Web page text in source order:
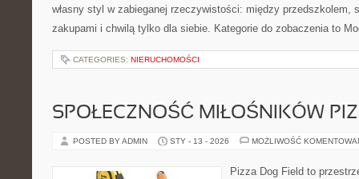
własny styl w zabieganej rzeczywistości: między przedszkolem,
zakupami i chwilą tylko dla siebie. Kategorie do zobaczenia to
CATEGORIES: NIERUCHOMOŚCI
SPOŁECZNOŚĆ MIŁOŚNIKÓW
POSTED BY ADMIN STY - 13 - 2026 MOŻLIWOŚĆ
Pizza Dog Field to